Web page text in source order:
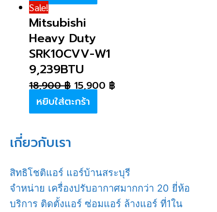
Sale!
Mitsubishi
Heavy Duty
SRK10CVV-W1
9,239BTU
18,900฿ 15,900 ฿
หยิบใส่ตะกร้า
เกี่ยวกับเรา
สิทธิโชติแอร์ แอร์บ้านสระบุรี
จำหน่าย เครื่องปรับอากาศมากกว่า 20 ยี่ห้อ
บริการ ติดตั้งแอร์ ซ่อมแอร์ ล้างแอร์ ที่1ใน